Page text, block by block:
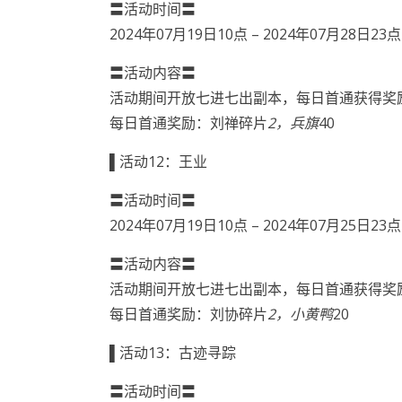
〓活动时间〓
2024年07月19日10点 – 2024年07月28日23点
〓活动内容〓
活动期间开放七进七出副本，每日首通获得奖
每日首通奖励：刘禅碎片2，兵旗40
▌活动12：王业
〓活动时间〓
2024年07月19日10点 – 2024年07月25日23点
〓活动内容〓
活动期间开放七进七出副本，每日首通获得奖
每日首通奖励：刘协碎片2，小黄鸭20
▌活动13：古迹寻踪
〓活动时间〓